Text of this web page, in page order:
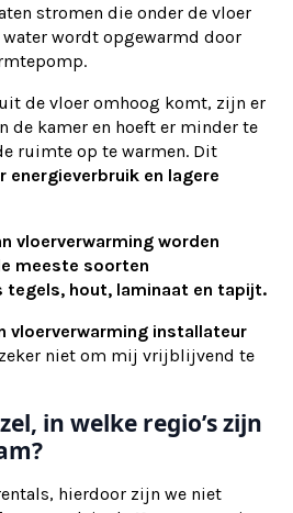
stromen die onder de vloer
wordt opgewarmd door
de vloer omhoog komt, zijn er
de kamer en hoeft er minder te
ruimte op te warmen. Dit
energieverbruik en lagere
vloerverwarming worden
meeste soorten
tegels, hout, laminaat en tapijt.
vloerverwarming installateur
niet om mij vrijblijvend te
in welke regio’s zijn
hierdoor zijn we niet